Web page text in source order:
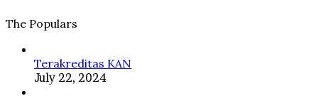
Disayangi
The Populars
Terakreditas KAN
July 22, 2024